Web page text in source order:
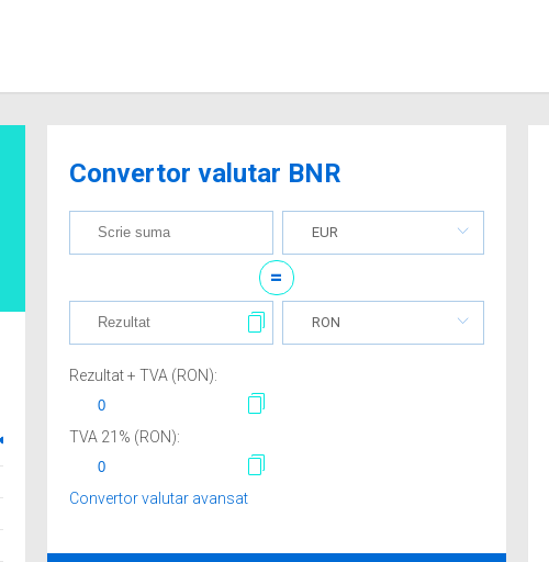
Convertor valutar BNR
EUR
=
RON
Rezultat + TVA (RON):
TVA 21 % (RON):
Convertor valutar avansat